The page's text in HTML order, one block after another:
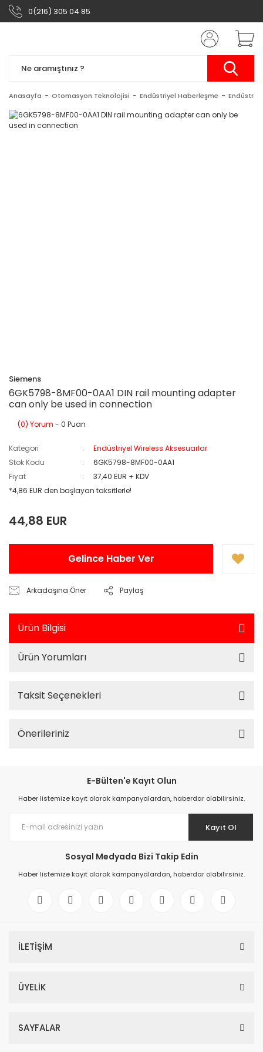
0(216) 305 04 85
Anasayfa Otomasyon Teknolojisi Endüstriyel Haberleşme
Siemens
6GK5798-8MF00-0AA1 DIN rail mounting adapter
can only be used in connection
(0) Yorum - 0 Puan
Kategori
Endüstriyel Wireless Aksesuarlar
Stok Kodu
6GK5798-8MF00-0AA1
Fiyat
37,40 EUR + KDV
*4,86 EUR den başlayan taksitlerle!
44,88 EUR
Gelince Haber Ver
Arkadaşına Öner Paylaş
Ürün Bilgisi
Ürün Yorumları
Taksit Seçenekleri
Önerileriniz
E-Bülten'e Kayıt Olun
Haber listemize kayıt olarak kampanyalardan, haberdar olabilirsiniz.
Kayıt Ol
Sosyal Medyada Bizi Takip Edin
Haber listemize kayıt olarak kampanyalardan, haberdar olabilirsiniz.
İLETİŞİM
ÜYELİK
SAYFALAR